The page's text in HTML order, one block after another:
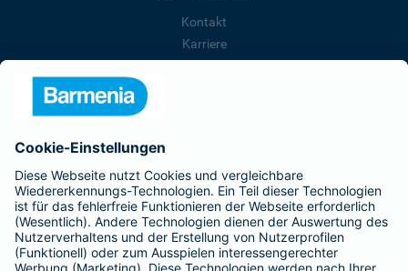
Kontakt
Karriere
Barmenia ist Teil der BarmeniaGothaer
BELIEBTE SEITEN
Kranken-Zusatzversicherung
Tierversicherungen
Haftpflichtversicherung